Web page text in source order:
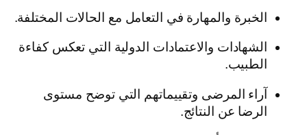
الخبرة والمهارة في التعامل مع الحالات المختلفة.
الشهادات والاعتمادات الدولية التي تعكس كفاءة
الطبيب.
آراء المرضى وتقييماتهم التي توضح مستوى
الرضا عن النتائج.